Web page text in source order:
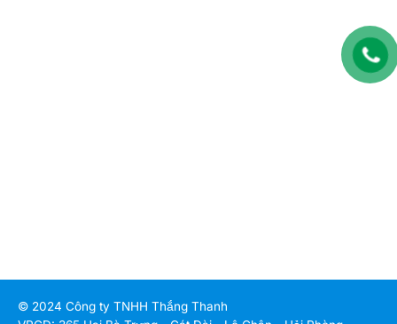
© 2024 Công ty TNHH Thắng Thanh